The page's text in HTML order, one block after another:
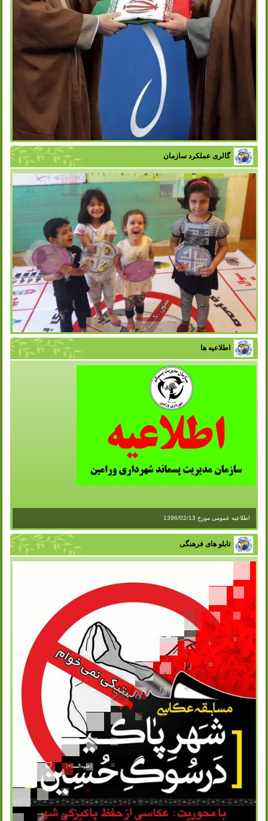
گالری عملکرد سازمان
برگزاری کلاس آموزشی در مهد کودک
اطلاعیه ها
اطلاعیه عمومی مورخ 1396/02/13
تابلو های فرهنگی